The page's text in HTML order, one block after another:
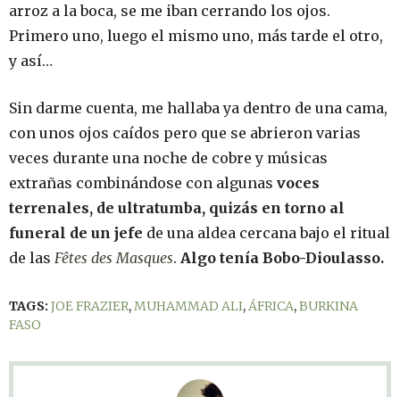
arroz a la boca, se me iban cerrando los ojos.
Primero uno, luego el mismo uno, más tarde el otro,
y así…
Sin darme cuenta, me hallaba ya dentro de una cama,
con unos ojos caídos pero que se abrieron varias
veces durante una noche de cobre y músicas
extrañas combinándose con algunas voces
terrenales, de ultratumba, quizás en torno al
funeral de un jefe de una aldea cercana bajo el ritual
de las Fêtes des Masques. Algo tenía Bobo-Dioulasso.
TAGS: JOE FRAZIER, MUHAMMAD ALI, ÁFRICA,BURKINA
FASO